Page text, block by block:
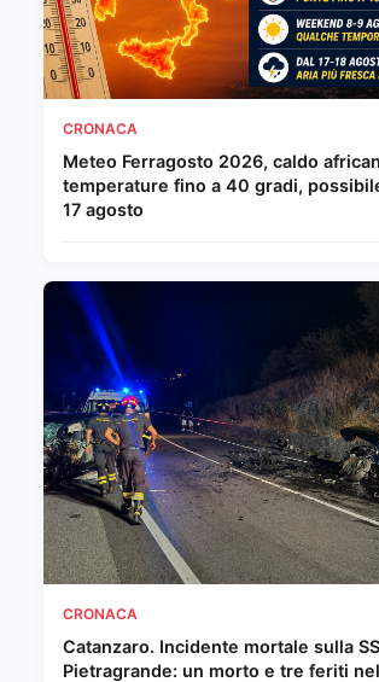
CRONACA
Meteo Ferragosto 2026, caldo
temperature fino a 40 gradi,
17 agosto
CRONACA
Catanzaro. Incidente mortale sulla
Pietragrande: un morto e tre feriti